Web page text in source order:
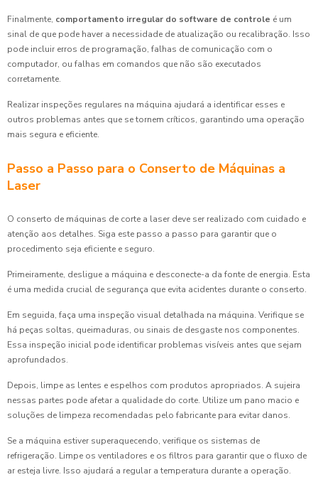
Finalmente, comportamento irregular do software de controle é um
sinal de que pode haver a necessidade de atualização ou recalibração. Isso
pode incluir erros de programação, falhas de comunicação com o
computador, ou falhas em comandos que não são executados
corretamente.
Realizar inspeções regulares na máquina ajudará a identificar esses e
outros problemas antes que se tornem críticos, garantindo uma operação
mais segura e eficiente.
Passo a Passo para o Conserto de Máquinas a
Laser
O conserto de máquinas de corte a laser deve ser realizado com cuidado e
atenção aos detalhes. Siga este passo a passo para garantir que o
procedimento seja eficiente e seguro.
Primeiramente, desligue a máquina e desconecte-a da fonte de energia. Esta
é uma medida crucial de segurança que evita acidentes durante o conserto.
Em seguida, faça uma inspeção visual detalhada na máquina. Verifique se
há peças soltas, queimaduras, ou sinais de desgaste nos componentes.
Essa inspeção inicial pode identificar problemas visíveis antes que sejam
aprofundados.
Depois, limpe as lentes e espelhos com produtos apropriados. A sujeira
nessas partes pode afetar a qualidade do corte. Utilize um pano macio e
soluções de limpeza recomendadas pelo fabricante para evitar danos.
Se a máquina estiver superaquecendo, verifique os sistemas de
refrigeração. Limpe os ventiladores e os filtros para garantir que o fluxo de
ar esteja livre. Isso ajudará a regular a temperatura durante a operação.